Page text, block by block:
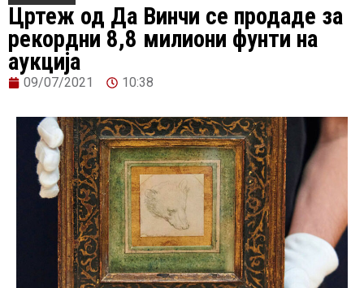
Цртеж од Да Винчи се продаде за
рекордни 8,8 милиони фунти на
аукција
09/07/2021 10:38